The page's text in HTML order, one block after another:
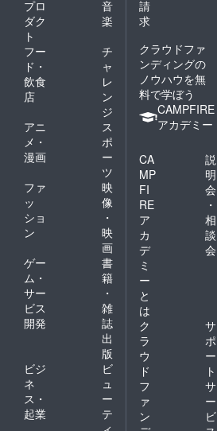
プロ
ダク
ト
音
楽
フー
ド・
飲食
店
チ
ャ
レ
ン
ジ
アニ
メ・
漫画
ス
ポ
ー
ツ
ファ
ッ
ショ
ン
映
像
・
映
画
ゲー
ム・
サー
ビス
開発
書
籍
・
雑
誌
出
版
ビジ
ネ
ス・
起業
ビ
ュ
ー
テ
請
求
クラウドファ
ンディングの
ノウハウを無
料で学ぼう
CAMPFIRE
アカデミー
CA
MP
FI
RE
ア
カ
デ
ミ
ー
と
は
説
明
会
・
相
談
会
ク
ラ
ウ
ド
フ
ァ
ン
サ
ポ
ー
ト
サ
ー
ビ